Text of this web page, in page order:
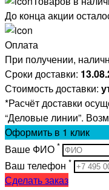
До конца акции
Оплата
При получении,
Сроки доставки:
Стоимость доставки:
*Расчёт доставки
“Деловые линии”.
Оформить в 1 клик
Ваше ФИО *
Ваш телефон *
Сделать заказ